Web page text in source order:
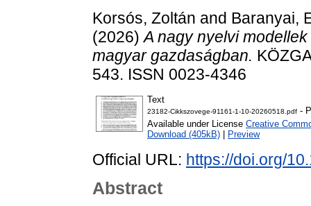
Korsós, Zoltán and Baranyai,
(2026)A nagy nyelvi
magyar gazdaságban.
543. ISSN 0023-4346
Text
23182-Cikkszovege-91161-1-10-20260518.pdf -
Available under License Creative
Download (405kB)
Preview
Official URL: https://doi.org/
Abstract